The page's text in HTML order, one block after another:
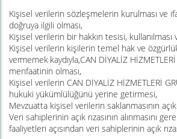
Kişisel verilerin sözleşmelerin kurulması ve
doğruya ilgili olması,
Kişisel verilerin bir hakkın tesisi, kullanılması
Kişisel verilerin kişilerin temel hak ve
vermemek kaydıyla,CAN DİYALİZ
menfaatinin olması,
Kişisel verilerin CAN DİYALİZ HİZMETLERİ
hukuki yükümlülüğünü yerine getirmesi,
Mevzuatta kişisel verilerin saklanmasının
Veri sahiplerinin açık rızasının alınmasını
faaliyetleri açısından veri sahiplerinin açık